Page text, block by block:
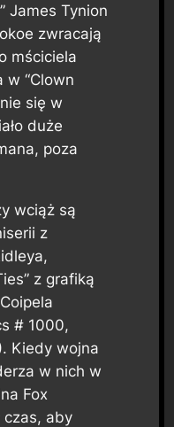
James Tynion
zwracają
mściciela
w “Clown
się w
duże
poza
wciąż są
z
z grafiką
# 1000,
Kiedy wojna
w nich w
Fox
czas, aby